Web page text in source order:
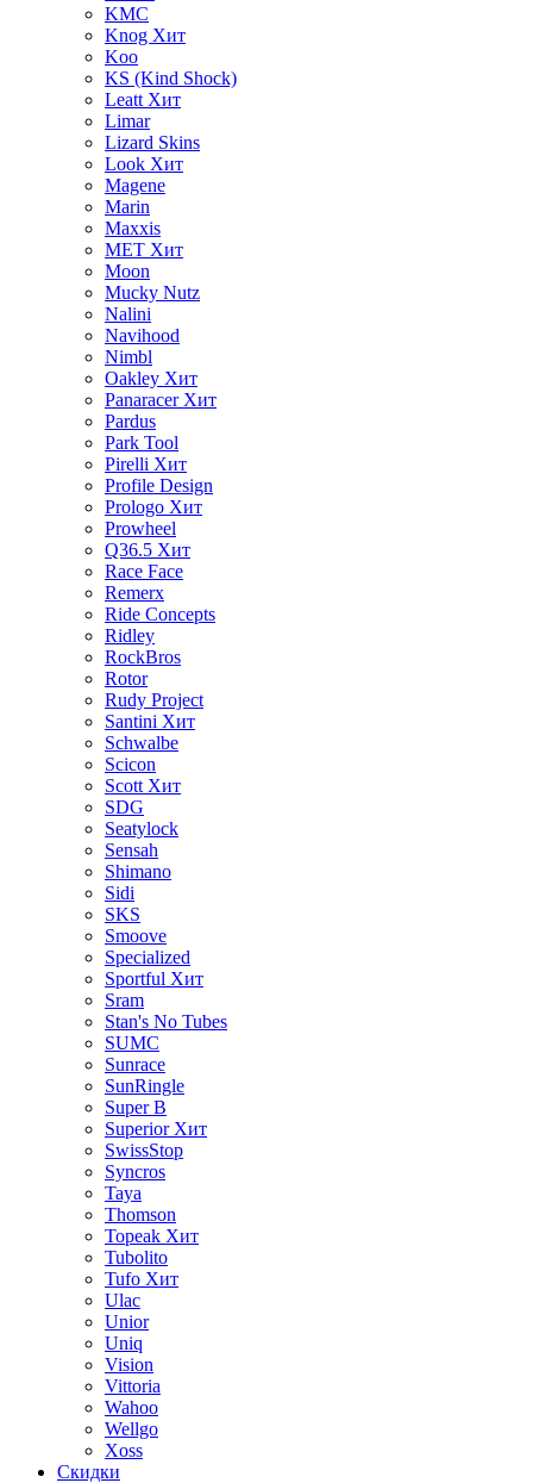
KMC
Knog Хит
Koo
KS (Kind Shock)
Leatt Хит
Limar
Lizard Skins
Look Хит
Magene
Marin
Maxxis
MET Хит
Moon
Mucky Nutz
Nalini
Navihood
Nimbl
Oakley Хит
Panaracer Хит
Pardus
Park Tool
Pirelli Хит
Profile Design
Prologo Хит
Prowheel
Q36.5 Хит
Race Face
Remerx
Ride Concepts
Ridley
RockBros
Rotor
Rudy Project
Santini Хит
Schwalbe
Scicon
Scott Хит
SDG
Seatylock
Sensah
Shimano
Sidi
SKS
Smoove
Specialized
Sportful Хит
Sram
Stan's No Tubes
SUMC
Sunrace
SunRingle
Super B
Superior Хит
SwissStop
Syncros
Taya
Thomson
Topeak Хит
Tubolito
Tufo Хит
Ulac
Unior
Uniq
Vision
Vittoria
Wahoo
Wellgo
Xoss
Скидки